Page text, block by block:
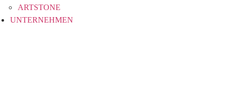
ARTSTONE
UNTERNEHMEN